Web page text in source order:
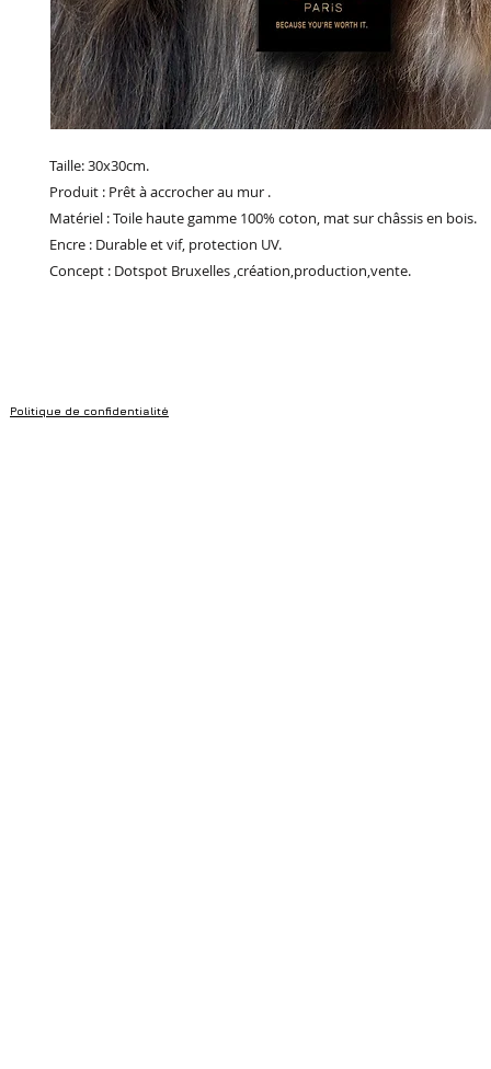
Taille: 30x30cm.
Produit : Prêt à accrocher au mur .
Matériel : Toile haute gamme 100% coton, mat sur châssis en bois.
Encre : Durable et vif, protection UV.
Concept : Dotspot Bruxelles ,création,production,vente.
Politique de confidentialité